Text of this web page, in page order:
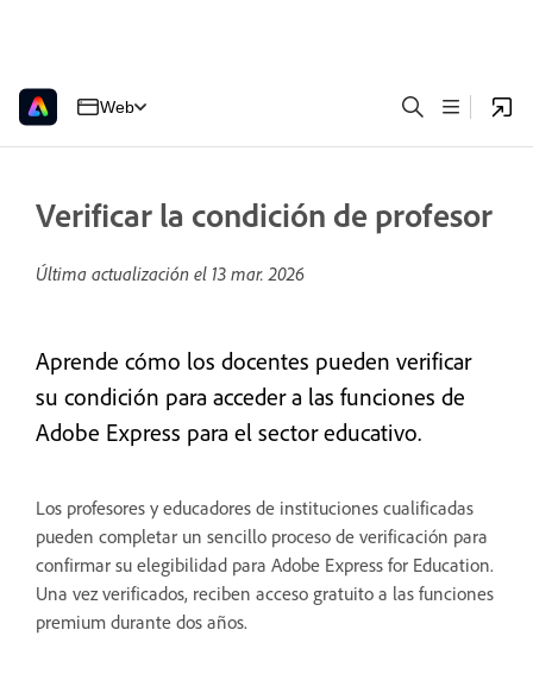
Web
Verificar la condición de profesor
Última actualización el 13 mar. 2026
Aprende cómo los docentes pueden verificar
su condición para acceder a las funciones de
Adobe Express para el sector educativo.
Los profesores y educadores de instituciones cualificadas
pueden completar un sencillo proceso de verificación para
confirmar su elegibilidad para Adobe Express for Education.
Una vez verificados, reciben acceso gratuito a las funciones
premium durante dos años.